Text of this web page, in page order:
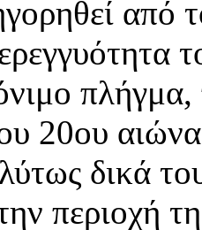
από
20ου
δικά
περιοχή